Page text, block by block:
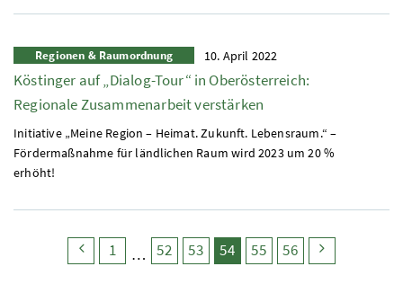
Regionen & Raumordnung 10. April 2022
Köstinger auf „Dialog-Tour“ in Oberösterreich:
Regionale Zusammenarbeit verstärken
Initiative „Meine Region – Heimat. Zukunft. Lebensraum.“ –
Fördermaßnahme für ländlichen Raum wird 2023 um 20 %
erhöht!
search.pagingback
search.page
1 search.page
52 search.page
53 search.page
54(search.pagecurrent)
search.page
55 search.page
56